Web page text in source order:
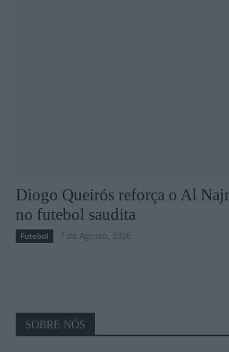
Diogo Queirós reforça o Al
no futebol saudita
Futebol 7 de Agosto, 2026
SOBRE NÓS